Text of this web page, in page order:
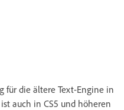
für die ältere Text-Engine in
auch in CS5 und höheren